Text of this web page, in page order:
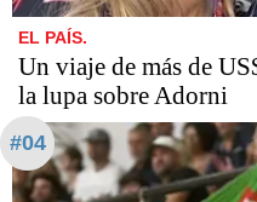
EL PAÍS.
Un viaje de más de
la lupa sobre Adorni
#04